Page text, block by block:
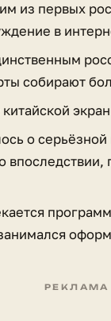
из первых
в
собирают
о
РЕКЛАМА